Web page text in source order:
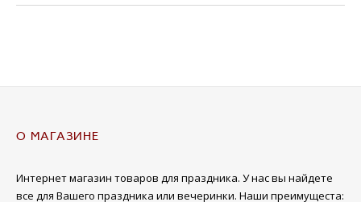
О МАГАЗИНЕ
Интернет магазин товаров для праздника. У нас вы найдете
все для Вашего праздника или вечеринки. Наши преимущеста: